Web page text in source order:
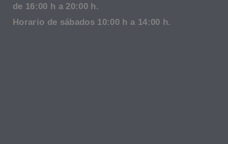
de 16:00 h a 20:00 h.
Horario de sábados 10:00 h a 14:00 h.